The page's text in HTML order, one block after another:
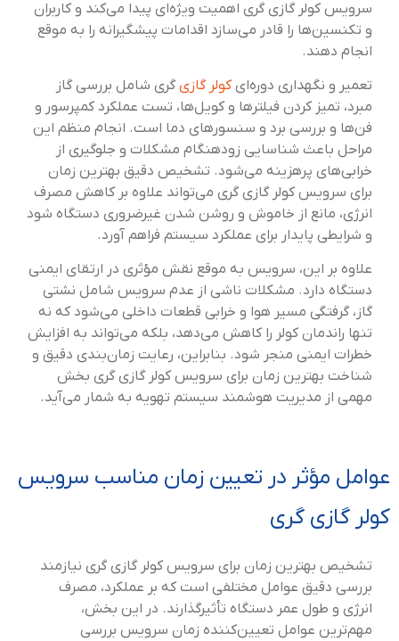
سرویس کولر گازی گری اهمیت ویژه‌ای پیدا می‌کند و کاربران
و تکنسین‌ها را قادر می‌سازد اقدامات پیشگیرانه را به موقع
انجام دهند.
تعمیر و نگهداری دوره‌ایکولر گازیگری شامل بررسی گاز
مبرد، تمیز کردن فیلترها و کویل‌ها، تست عملکرد کمپرسور و
فن‌ها و بررسی برد و سنسورهای دما است. انجام منظم این
مراحل باعث شناسایی زودهنگام مشکلات و جلوگیری از
خرابی‌های پرهزینه می‌شود. تشخیص دقیق بهترین زمان
برای سرویس کولر گازی گری می‌تواند علاوه بر کاهش مصرف
انرژی، مانع از خاموش و روشن شدن غیرضروری دستگاه شود
و شرایطی پایدار برای عملکرد سیستم فراهم آورد.
علاوه بر این، سرویس به موقع نقش مؤثری در ارتقای ایمنی
دستگاه دارد. مشکلات ناشی از عدم سرویس شامل نشتی
گاز، گرفتگی مسیر هوا و خرابی قطعات داخلی می‌شود که نه
تنها راندمان کولر را کاهش می‌دهد، بلکه می‌تواند به افزایش
خطرات ایمنی منجر شود. بنابراین، رعایت زمان‌بندی دقیق و
شناخت بهترین زمان برای سرویس کولر گازی گری بخش
مهمی از مدیریت هوشمند سیستم تهویه به شمار می‌آید.
عوامل مؤثر در تعیین زمان مناسب سرویس
کولر گازی گری
تشخیص بهترین زمان برای سرویس کولر گازی گری نیازمند
بررسی دقیق عوامل مختلفی است که بر عملکرد، مصرف
انرژی و طول عمر دستگاه تأثیرگذارند. در این بخش،
مهم‌ترین عوامل تعیین‌کننده زمان سرویس بررسی